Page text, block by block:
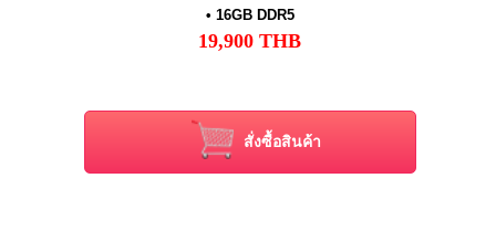
• 16GB DDR5
• 512GB NVMe PCIe M.2 SSD
• Windows 11 Home + Office Home 2024
19,900 THB
สั่งซื้อสินค้า